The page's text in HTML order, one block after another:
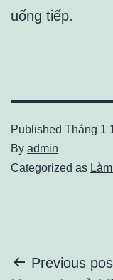
uống tiếp.
Published Tháng 1
By admin
Categorized as
Điều
Previous